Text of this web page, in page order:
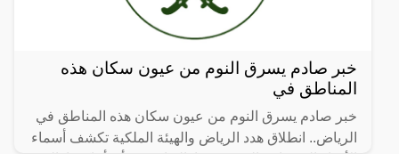
خبر صادم يسرق النوم من عيون سكان هذه
المناطق في
خبر صادم يسرق النوم من عيون سكان هذه المناطق في
الرياض.. انطلاق هدد الرياض والهيئة الملكية تكشف أسماء